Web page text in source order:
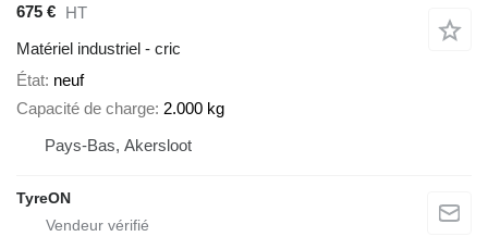
675 €
HT
Matériel industriel - cric
État neuf
Capacité de charge 2.000 kg
Pays-Bas, Akersloot
TyreON